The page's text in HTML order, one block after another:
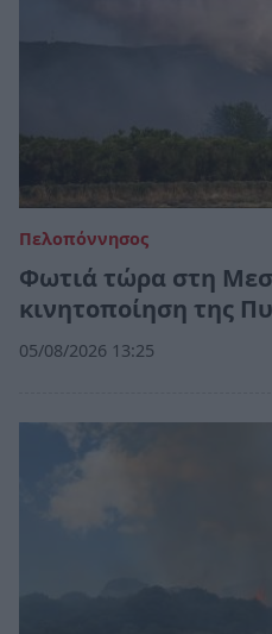
Πελοπόννησος
Φωτιά τώρα στη
κινητοποίηση της
05/08/2026 13:25